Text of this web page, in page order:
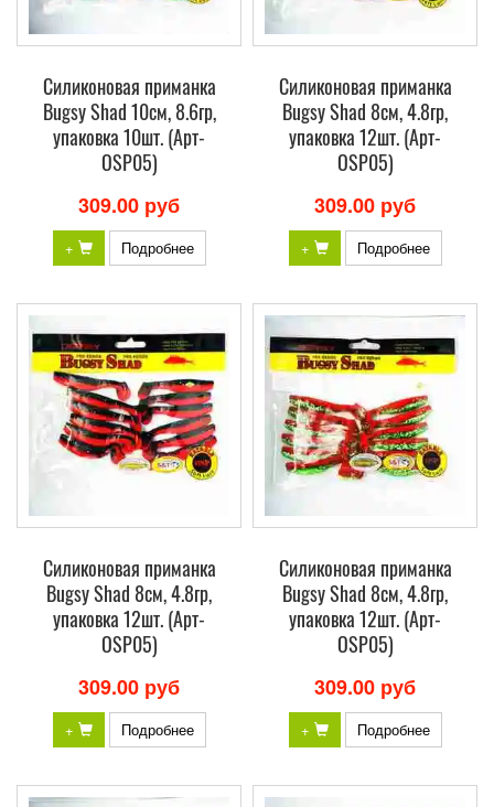
Силиконовая приманка
Bugsy Shad 10см, 8.6гр,
упаковка 10шт. (Арт-
OSP05)
309.00 руб
+ Подробнее
Силиконовая приманка
Bugsy Shad 8см, 4.8гр,
упаковка 12шт. (Арт-
OSP05)
309.00 руб
+ Подробнее
Силиконовая приманка
Bugsy Shad 8см, 4.8гр,
упаковка 12шт. (Арт-
OSP05)
309.00 руб
+ Подробнее
Силиконовая приманка
Bugsy Shad 8см, 4.8гр,
упаковка 12шт. (Арт-
OSP05)
309.00 руб
+ Подробнее